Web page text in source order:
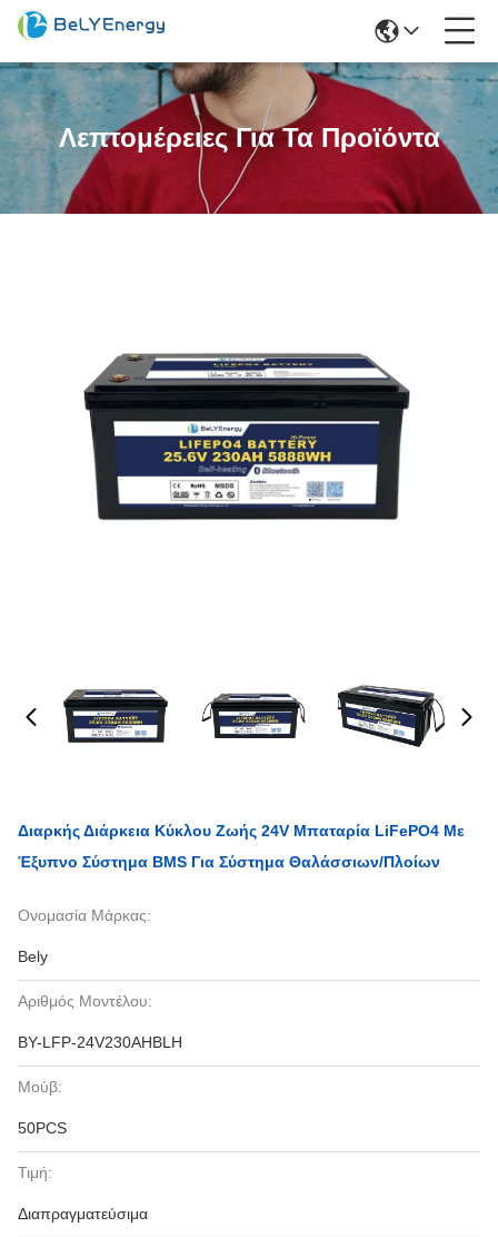
Λεπτομέρειες Για Τα Προϊόντα
Διαρκής Διάρκεια Κύκλου Ζωής 24V Μπαταρία LiFePO4 Με
Έξυπνο Σύστημα BMS Για Σύστημα Θαλάσσιων/πλοίων
Ονομασία Μάρκας:
Bely
Αριθμός Μοντέλου:
ΒΥ-LFP-24V230AHBLH
Μούβ:
50PCS
Τιμή:
Διαπραγματεύσιμα